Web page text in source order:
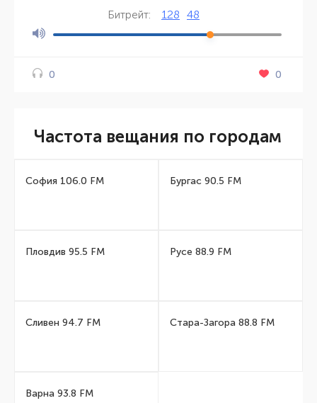
Битрейт: 128 48
0 0
Частота вещания по городам
София 106.0 FM
Пловдив 95.5 FM
Сливен 94.7 FM
Варна 93.8 FM
Бургас 90.5 FM
Русе 88.9 FM
Стара-Загора 88.8 FM